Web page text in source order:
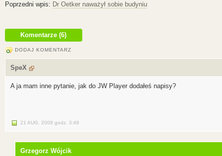
Poprzedni wpis: Dr Oetker naważył sobie budyniu
Komentarze (6)
DODAJ KOMENTARZ
SpeX
A ja mam inne pytanie, jak do JW Player dodałeś napisy?
21 AUG, 2009 godz. 3:46
Grzegorz Wójcik